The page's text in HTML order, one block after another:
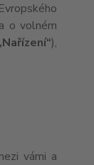
o volném
),
vámi a